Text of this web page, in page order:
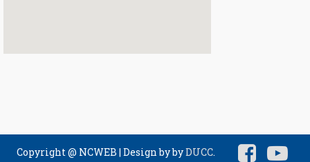
Copyright @ NCWEB |Design by byDUCC.